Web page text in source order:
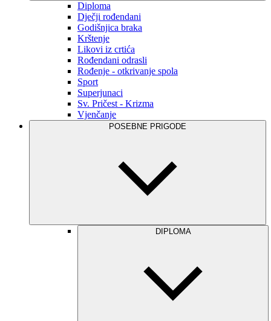
Diploma
Dječji rođendani
Godišnjica braka
Krštenje
Likovi iz crtića
Rođendani odrasli
Rođenje - otkrivanje spola
Sport
Superjunaci
Sv. Pričest - Krizma
Vjenčanje
POSEBNE PRIGODE
DIPLOMA